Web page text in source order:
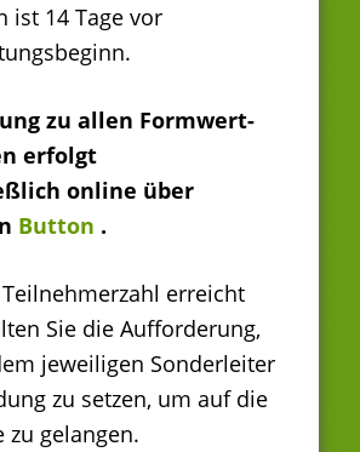
ist 14 Tage vor
zu allen Formwert-
erfolgt
online über
Button .
erreicht
Sie die Aufforderung,
jeweiligen Sonderleiter
zu setzen, um auf die
zu gelangen.